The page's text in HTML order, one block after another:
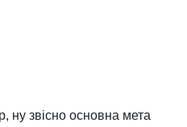
ну звісно основна мета